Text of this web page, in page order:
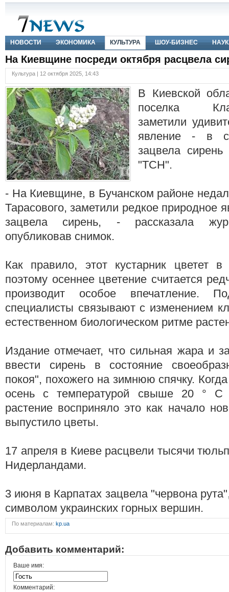
НОВОСТИ ЭКОНОМИКА КУЛЬТУРА ШОУ-БИЗНЕС
На Киевщине посреди октября расцвела
Культура | 12 октября 2025, 14:43
В Киевской
поселка
заметили
явление - в
зацвела
"ТСН".
- На Киевщине, в Бучанском районе
Тарасового, заметили редкое природное
зацвела сирень, - рассказала
опубликовав снимок.
Как правило, этот кустарник цветет
поэтому осеннее цветение считается
производит особое впечатление.
специалисты связывают с изменением
естественном биологическом ритме
Издание отмечает, что сильная жара и
ввести сирень в состояние
покоя", похожего на зимнюю спячку.
осень с температурой свыше 20 °
растение восприняло это как начало
выпустило цветы.
17 апреля в Киеве расцвели тысячи
Нидерландами.
3 июня в Карпатах зацвела "червона
символом украинских горных вершин.
По материалам: kp.ua
Добавить комментарий:
Ваше имя:
Комментарий: